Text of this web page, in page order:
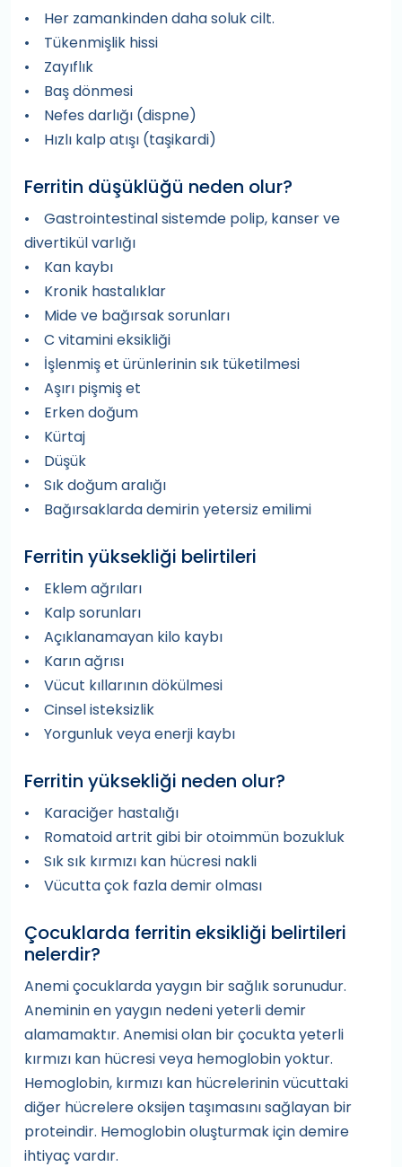
• Her zamankinden daha soluk cilt.
• Tükenmişlik hissi
• Zayıflık
• Baş dönmesi
• Nefes darlığı (dispne)
• Hızlı kalp atışı (taşikardi)
Ferritin düşüklüğü neden olur?
• Gastrointestinal sistemde polip, kanser ve
divertikül varlığı
• Kan kaybı
• Kronik hastalıklar
• Mide ve bağırsak sorunları
• C vitamini eksikliği
• İşlenmiş et ürünlerinin sık tüketilmesi
• Aşırı pişmiş et
• Erken doğum
• Kürtaj
• Düşük
• Sık doğum aralığı
• Bağırsaklarda demirin yetersiz emilimi
Ferritin yüksekliği belirtileri
• Eklem ağrıları
• Kalp sorunları
• Açıklanamayan kilo kaybı
• Karın ağrısı
• Vücut kıllarının dökülmesi
• Cinsel isteksizlik
• Yorgunluk veya enerji kaybı
Ferritin yüksekliği neden olur?
• Karaciğer hastalığı
• Romatoid artrit gibi bir otoimmün bozukluk
• Sık sık kırmızı kan hücresi nakli
• Vücutta çok fazla demir olması
Çocuklarda ferritin eksikliği belirtileri
nelerdir?
Anemi çocuklarda yaygın bir sağlık sorunudur.
Aneminin en yaygın nedeni yeterli demir
alamamaktır. Anemisi olan bir çocukta yeterli
kırmızı kan hücresi veya hemoglobin yoktur.
Hemoglobin, kırmızı kan hücrelerinin vücuttaki
diğer hücrelere oksijen taşımasını sağlayan bir
proteindir. Hemoglobin oluşturmak için demire
ihtiyaç vardır.